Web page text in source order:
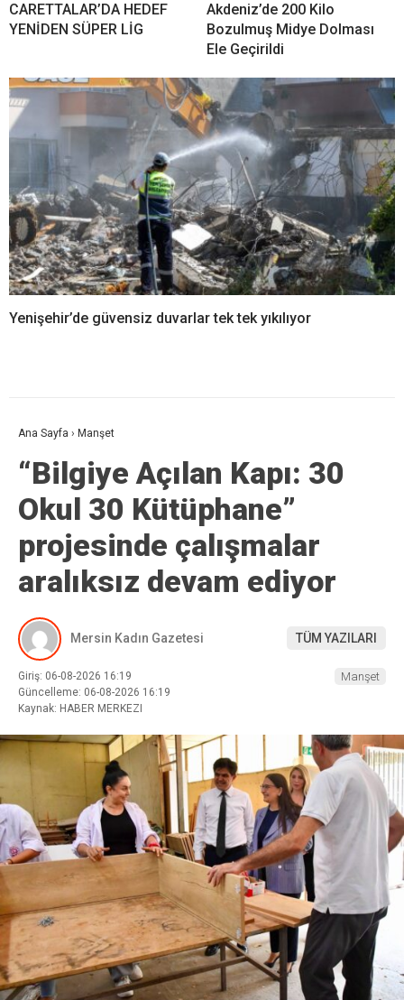
CARETTALAR’DA HEDEF
YENİDEN SÜPER LİG
Akdeniz’de 200 Kilo
Bozulmuş Midye Dolması
Ele Geçirildi
Yenişehir’de güvensiz duvarlar tek tek yıkılıyor
Ana Sayfa › Manşet
“Bilgiye Açılan Kapı: 30
Okul 30 Kütüphane”
projesinde çalışmalar
aralıksız devam ediyor
Mersin Kadın Gazetesi TÜM YAZILARI
Giriş: 06-08-2026 16:19
Güncelleme: 06-08-2026 16:19
Kaynak: HABER MERKEZI
Manşet